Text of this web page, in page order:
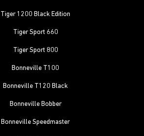
Tiger 1200 Black Edition
Tiger Sport 660
Tiger Sport 800
Bonneville T100
Bonneville T120 Black
Bonneville Bobber
Bonneville Speedmaster